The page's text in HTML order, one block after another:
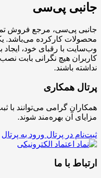
جانبی پی‌سی
محصولات کارکرده می‌باشد.
وب‌سایت با رقبای خود،
کاربران هیچ نگرانی بابت
نداشته باشند.
پرتال همکاری
همکاران گرامی می‌توانند با
مزایای آن بهره‌مند شوند.
ثبت‌نام در پرتال ورود به پرتال
ارتباط با ما